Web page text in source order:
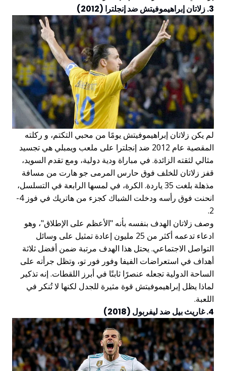
3. زلاتان إبراهيموفيتش ضد إنجلترا (2012)
لم يكن زلاتان إبراهيموفيتش يومًا من محبي التكتم، و ركلته
المقصية عام 2012 ضد إنجلترا على ملعب ويمبلي هي تجسيد
مثالي لثقته الزائدة. في مباراة ودية دولية، ومع تقدم السويد،
قفز زلاتان للخلف فوق حارس المرمى جو هارت من مسافة
مذهلة بلغت 35 ياردة. الكرة، في لمسها الرابعة في التسلسل،
انحنت فوق رأسه ودخلت الشباك كجزء من هاتريك في فوز 4-
2.
وصف زلاتان الهدف بنفسه بأنه "الأعظم على الإطلاق"، وهو
ادعاء تدعمه أكثر من 25 مليون إعادة تمثيل على وسائل
التواصل الاجتماعي. يحتل هذا الهدف مرتبة ضمن أفضل ثلاثة
أهداف في استعراضات الفيفا وفور فور تو، وتظل جرأته على
الساحة الدولية تجعله عنصرًا ثابتًا في أبرز اللقطات. إنه تذكير
لماذا يظل إبراهيموفيتش قوة مثيرة للجدل لكنها لا تُنكر في
اللعبة.
4. غاريث بيل ضد ليفربول (2018)